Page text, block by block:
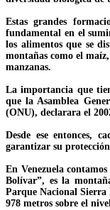
Estas grandes
fundamental en el
los alimentos que se
montañas como el
manzanas.
La importancia que
que la Asamblea
(ONU), declarara el
Desde ese entonces,
garantizar su
En Venezuela
Bolívar”, es la
Parque Nacional Sierra
978 metros sobre el